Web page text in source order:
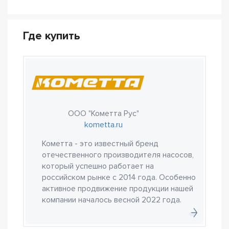
Где купить
ООО "Кометта Рус"
kometta.ru
Кометта - это известный бренд
отечественного производителя насосов,
который успешно работает на
российском рынке с 2014 года. Особенно
активное продвижение продукции нашей
компании началось весной 2022 года.